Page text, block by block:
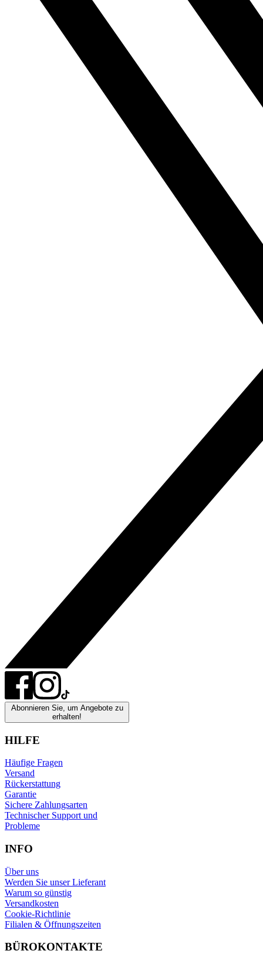
Abonnieren Sie, um Angebote zu
erhalten!
HILFE
Häufige Fragen
Versand
Rückerstattung
Garantie
Sichere Zahlungsarten
Technischer Support und
Probleme
INFO
Über uns
Werden Sie unser Lieferant
Warum so günstig
Versandkosten
Cookie-Richtlinie
Filialen & Öffnungszeiten
BÜROKONTAKTE